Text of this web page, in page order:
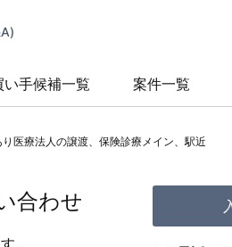
い手候補一覧 案件一覧
医療法人の譲渡、保険診療メイン、駅近
合わせ
。